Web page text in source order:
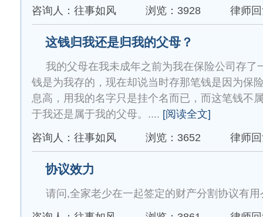
咨询人：往事如风
浏览：3928 律师
这钱归我还是归我的父母？
我的父母在我未成年之前为我在保险公司存了
钱是为我存的，现在却说当时存那笔钱是因为保
息高，用我的名字只是挂个名而已，而这笔钱不
于我还是属于我的父母。.... [阅读全文]
咨询人：往事如风
浏览：3652 律师
协议效力
请问,全家老少在一起签定的财产分割协议有